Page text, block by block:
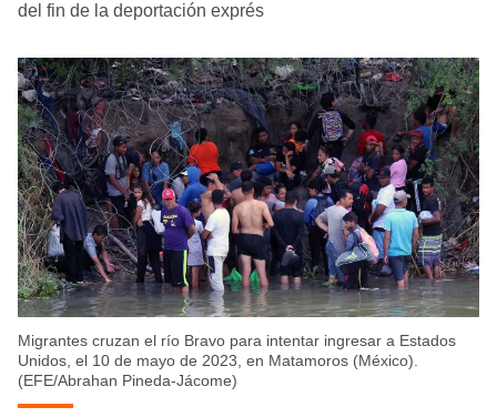
del fin de la deportación exprés
Migrantes cruzan el río Bravo para intentar ingresar a Estados
Unidos, el 10 de mayo de 2023, en Matamoros (México).
(EFE/Abrahan Pineda-Jácome)